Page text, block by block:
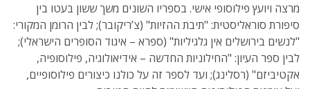
מרצה ויועץ פילוסופי אישי. בספריו השונים משך ששון בעטו בין
סיפורת סוראליסטית: "תיבת ההזיות" (צ’ריקובר); לבין הרומן המקורי:
"לנשים בירושלים אין גלגיליות" (ספרא – איגוד הסופרים הישראלי);
לבין ספר העיון: "החילוניות החדשה – אידיאולוגיה, פילוסופיה,
אקטיביזם" (רסלינג); ועד לספר זה על כולנו כיצורים פילוסופיים,